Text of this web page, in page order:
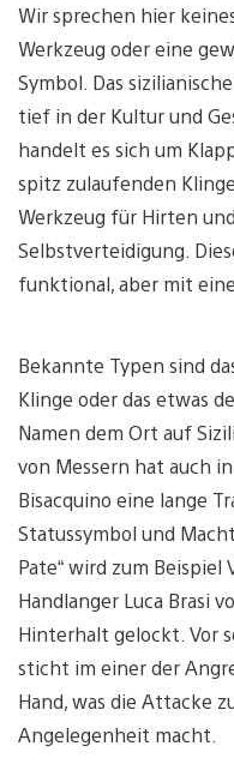
Wir sprechen hier
Werkzeug oder eine
Symbol. Das
tief in der Kultur und
handelt es sich um
spitz zulaufenden
Werkzeug für Hirten
Selbstverteidigung.
funktional, aber mit
Bekannte Typen sind
Klinge oder das etwas
Namen dem Ort auf
von Messern hat auch
Bisacquino eine lange
Statussymbol und
Pate“ wird zum
Handlanger Luca Brasi
Hinterhalt gelockt. Vor
sticht im einer der
Hand, was die Attacke
Angelegenheit macht.